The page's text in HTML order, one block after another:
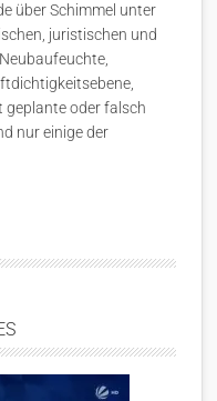
über Schimmel unter
juristischen und
geplante oder falsch
nur einige der